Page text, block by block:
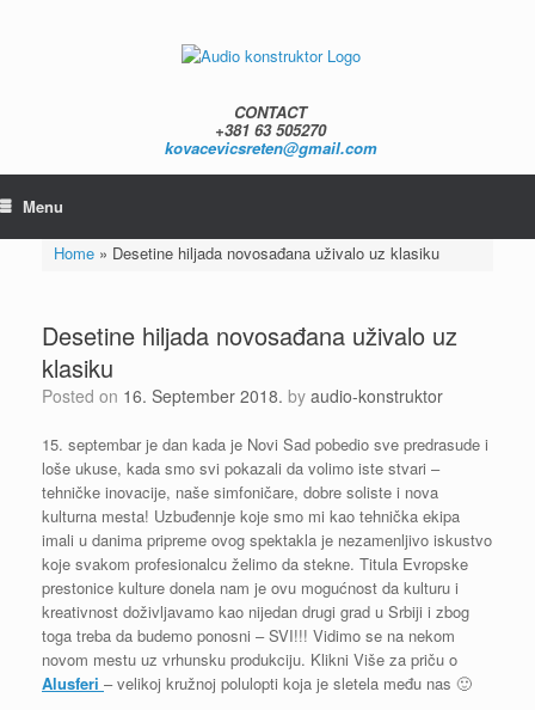
CONTACT
+381 63 505270
kovacevicsreten@gmail.com
Menu
Home» Desetine hiljada novosađana uživalo uz klasiku
Desetine hiljada novosađana uživalo uz
klasiku
Posted on 16. September 2018. by audio-konstruktor
15. septembar je dan kada je Novi Sad pobedio sve predrasude i
loše ukuse, kada smo svi pokazali da volimo iste stvari –
tehničke inovacije, naše simfoničare, dobre soliste i nova
kulturna mesta! Uzbuđennje koje smo mi kao tehnička ekipa
imali u danima pripreme ovog spektakla je nezamenljivo iskustvo
koje svakom profesionalcu želimo da stekne. Titula Evropske
prestonice kulture donela nam je ovu mogućnost da kulturu i
kreativnost doživljavamo kao nijedan drugi grad u Srbiji i zbog
toga treba da budemo ponosni – SVI!!! Vidimo se na nekom
novom mestu uz vrhunsku produkciju. Klikni Više za priču o
Alusferi – velikoj kružnoj polulopti koja je sletela među nas 🙂